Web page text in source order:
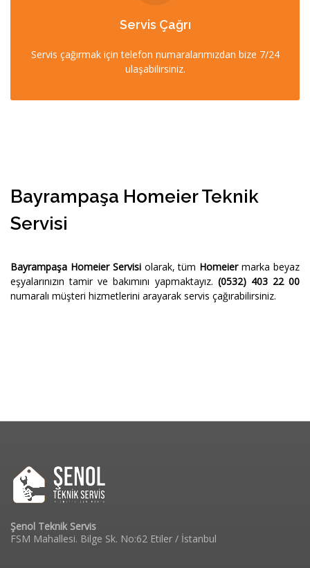
Servis Çağrı
Servis çağırmak için telefon numaralarımızdan bize 7/24
ulaşabilirsiniz.
0212 358 57 57
0532 403 22 00 (7/24)
Bayrampaşa Homeier Teknik
Servisi
Bayrampaşa Homeier Servisiolarak, tüm Homeiermarka beyaz
eşyalarınızın tamir ve bakımını yapmaktayız. (0532) 403 22 00
numaralı müşteri hizmetlerini arayarak servis çağırabilirsiniz.
Şenol Teknik Servis
FSM Mahallesi. Bilge Sk. No:62 Etiler / İstanbul